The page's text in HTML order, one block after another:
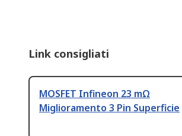
Link consigliati
MOSFET Infineon 23 mΩ
Miglioramento 3 Pin Superficie